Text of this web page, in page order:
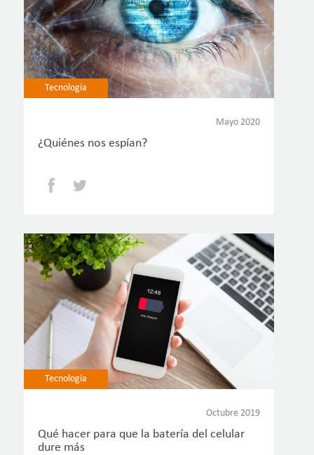
Tecnología
Mayo 2020
¿Quiénes nos espían?
Facebook
Tecnología
Octubre 2019
Qué hacer para que la batería del celular
dure más